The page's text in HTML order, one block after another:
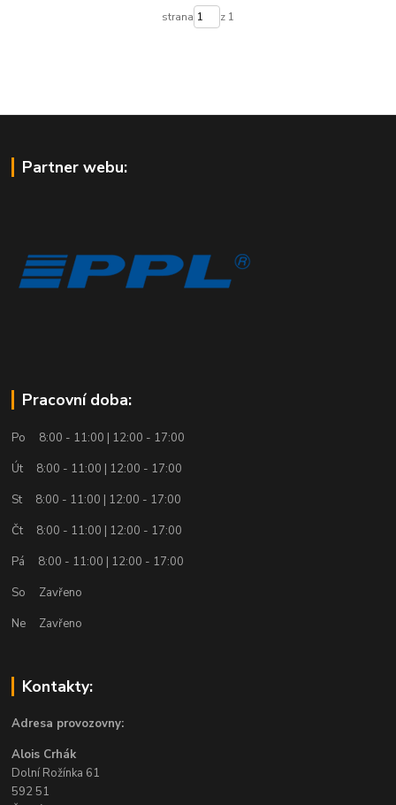
strana z 1
Partner webu:
Pracovní doba:
Po 8:00 - 11:00 | 12:00 - 17:00
Út 8:00 - 11:00 | 12:00 - 17:00
St 8:00 - 11:00 | 12:00 - 17:00
Čt 8:00 - 11:00 | 12:00 - 17:00
Pá 8:00 - 11:00 | 12:00 - 17:00
So Zavřeno
Ne Zavřeno
Kontakty:
Adresa provozovny:
Alois Crhák
Dolní Rožínka 61
592 51